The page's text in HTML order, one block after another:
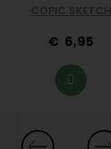
COPIC SKETCH
6,95